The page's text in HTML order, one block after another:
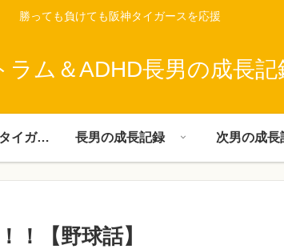
勝っても負けても阪神タイガースを応援
ラム＆ADHD長男の成長記
父ちゃんの話（タイガース） 長男の成長記録 次男の成長
！【野球話】